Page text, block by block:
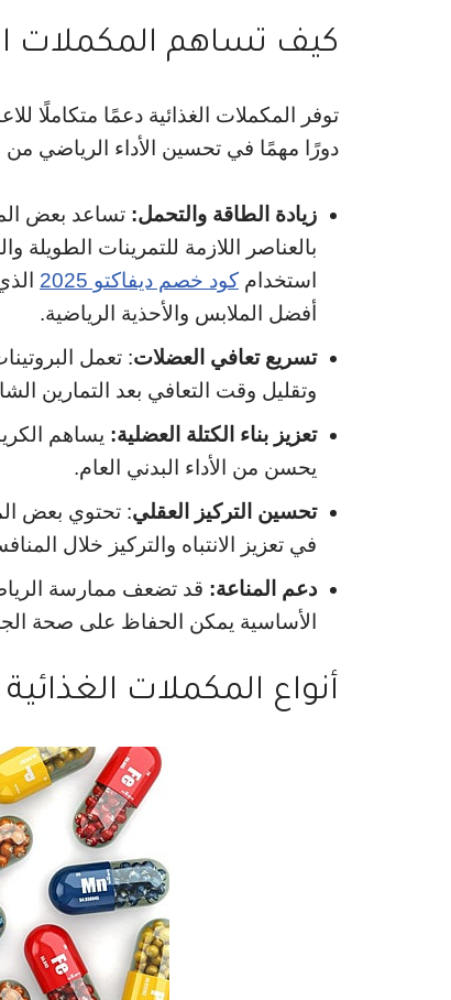
كيف تساهم المكملات
توفر المكملات الغذائية دعمًا
دورًا مهمًا في تحسين الأداء الرياضي
زيادة الطاقة والتحمل: تساعد بعض
بالعناصر اللازمة للتمرينات الطويلة
استخدام كود خصم ديفاكتو 2025
أفضل الملابس والأحذية الرياضية.
تسريع تعافي العضلات: تعمل
وتقليل وقت التعافي بعد التمارين
تعزيز بناء الكتلة العضلية: يساهم
يحسن من الأداء البدني العام.
تحسين التركيز العقلي
في تعزيز الانتباه والتركيز خلال
دعم المناعة: قد تضعف ممارسة
الأساسية يمكن الحفاظ على صحة
أنواع المكملات